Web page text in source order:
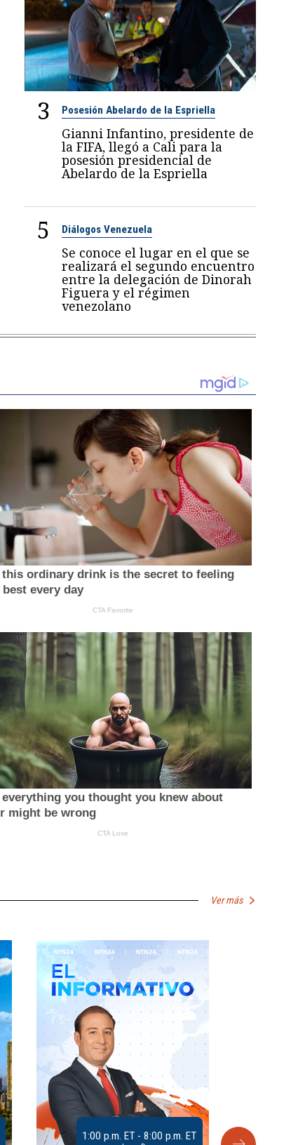
3 Posesión Abelardo de la Espriella
Gianni Infantino, presidente de
la FIFA, llegó a Cali para la
posesión presidencial de
Abelardo de la Espriella
5 Diálogos Venezuela
Se conoce el lugar en el que se
realizará el segundo encuentro
entre la delegación de Dinorah
Figuera y el régimen
venezolano
Ver más
1:00 p.m. ET - 8:00 p.m. ET